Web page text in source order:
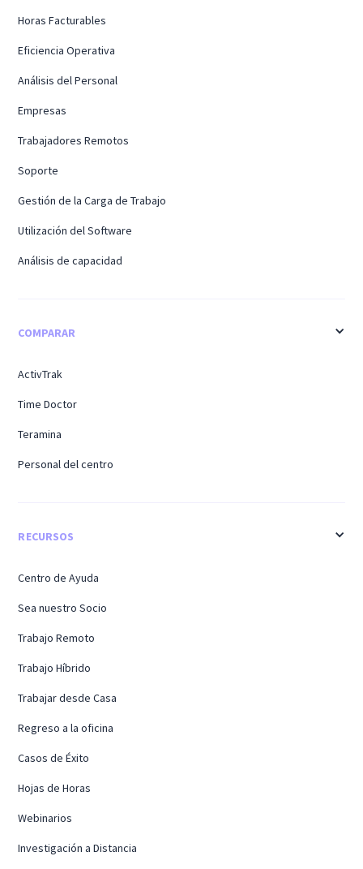
Horas Facturables
Eficiencia Operativa
Análisis del Personal
Empresas
Trabajadores Remotos
Soporte
Gestión de la Carga de Trabajo
Utilización del Software
Análisis de capacidad
COMPARAR
ActivTrak
Time Doctor
Teramina
Personal del centro
RECURSOS
Centro de Ayuda
Sea nuestro Socio
Trabajo Remoto
Trabajo Híbrido
Trabajar desde Casa
Regreso a la oficina
Casos de Éxito
Hojas de Horas
Webinarios
Investigación a Distancia